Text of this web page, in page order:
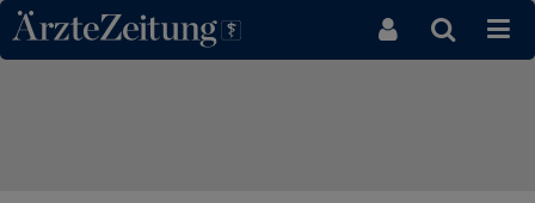
Direkt zum Inhaltsbereich